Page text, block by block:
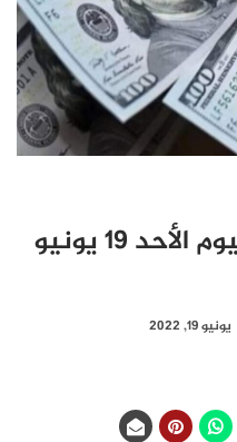
سعر الدولار في مصر اليوم الأحد 19 يونيو
يونيو 19, 2022